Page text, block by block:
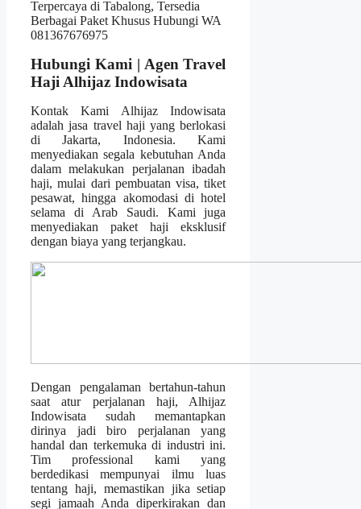
Hubungi Kami | Agen Travel
Haji Alhijaz Indowisata
Kontak Kami Alhijaz Indowisata
adalah jasa travel haji yang berlokasi
di Jakarta, Indonesia. Kami
menyediakan segala kebutuhan Anda
dalam melakukan perjalanan ibadah
haji, mulai dari pembuatan visa, tiket
pesawat, hingga akomodasi di hotel
selama di Arab Saudi. Kami juga
menyediakan paket haji eksklusif
dengan biaya yang terjangkau.
Dengan pengalaman bertahun-tahun
saat atur perjalanan haji, Alhijaz
Indowisata sudah memantapkan
dirinya jadi biro perjalanan yang
handal dan terkemuka di industri ini.
Tim professional kami yang
berdedikasi mempunyai ilmu luas
tentang haji, memastikan jika setiap
segi jamaah Anda diperkirakan dan